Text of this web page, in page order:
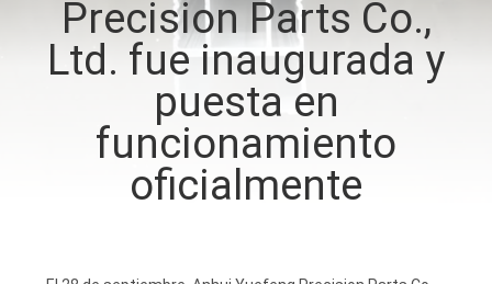
CONTROL
CALIDAD
CONTÁCTENOS
NOTICIAS
Precision Parts Co.,
Ltd. fue inaugurada y
puesta en
funcionamiento
oficialmente